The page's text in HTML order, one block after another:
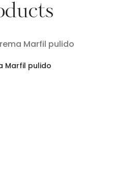
Marfil pulido